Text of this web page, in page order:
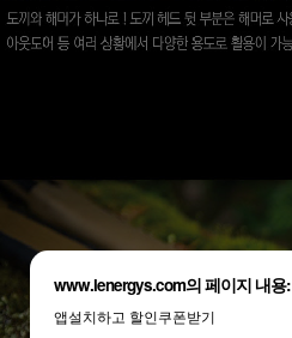
www.lenergys.com의 페이지 내용:
앱설치하고 할인쿠폰받기